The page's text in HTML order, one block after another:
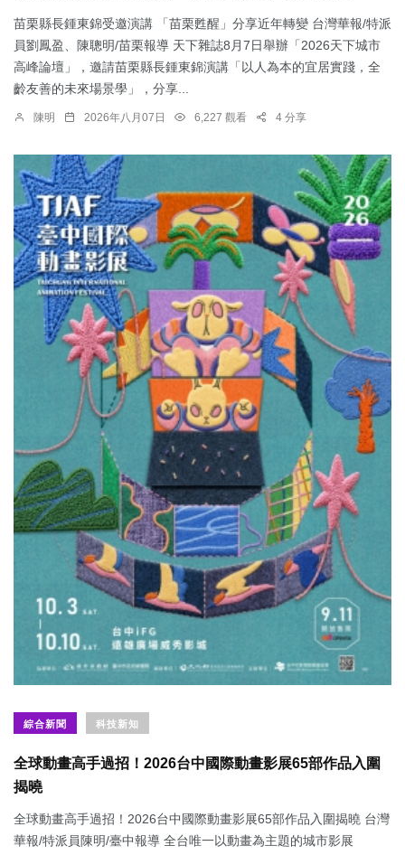
苗栗縣長鍾東錦受邀演講 「苗栗甦醒」分享近年轉變 台灣華報/特派
員劉鳳盈、陳聰明/苗栗報導 天下雜誌8月7日舉辦「2026天下城市
高峰論壇」，邀請苗栗縣長鍾東錦演講「以人為本的宜居實踐，全
齡友善的未來場景學」，分享...
陳明 2026年八月07日 6,227 觀看 4 分享
綜合新聞 科技新知
全球動畫高手過招！2026台中國際動畫影展65部作品入圍
揭曉
全球動畫高手過招！2026台中國際動畫影展65部作品入圍揭曉 台灣
華報/特派員陳明/臺中報導 全台唯一以動畫為主題的城市影展